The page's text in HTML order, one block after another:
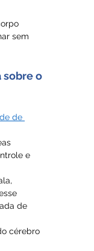
sem
sobre o
de
e
de
cérebro